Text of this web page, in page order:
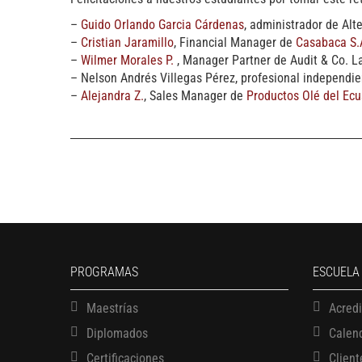
– Guido Orlando Garcia Cárdenas, administrador de
– Cristian Jaramillo, Financial Manager de Casabaca
– Wilmer Morales P. , Manager Partner de Audit & Co.
– Nelson Andrés Villegas Pérez, profesional
– Alejandra Z., Sales Manager de Productos Olé del
PROGRAMAS
Maestrías
Diplomados
Certificaciones